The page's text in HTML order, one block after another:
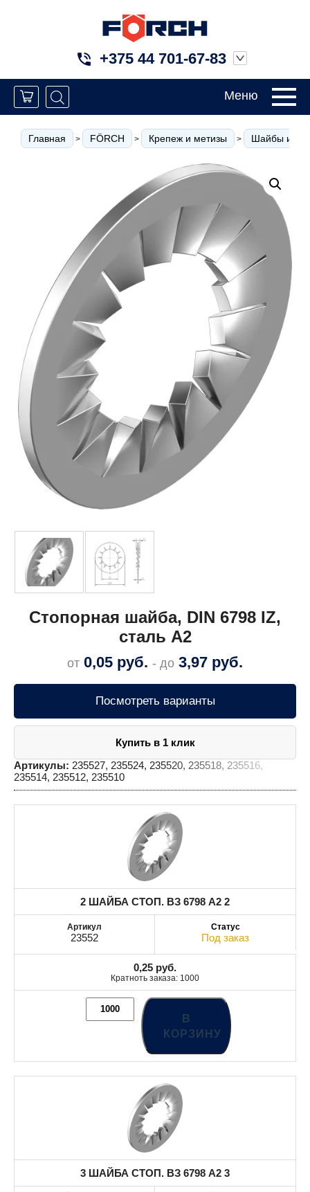
+375 44 701-67-83
Меню
Главная > FÖRCH > Крепеж и метизы > Шайбы и
Стопорная шайба, DIN 6798 IZ,
сталь A2
от 0,05 руб. - до 3,97 руб.
Посмотреть варианты
Купить в 1 клик
Артикулы: 235527, 235524, 235520, 235518, 235516,
235514, 235512, 235510
2 ШАЙБА СТОП. ВЗ 6798 A2 2
23552 Под заказ
0,25 руб.
Кратноть заказа: 1000
В
КОРЗИНУ
3 ШАЙБА СТОП. ВЗ 6798 A2 3